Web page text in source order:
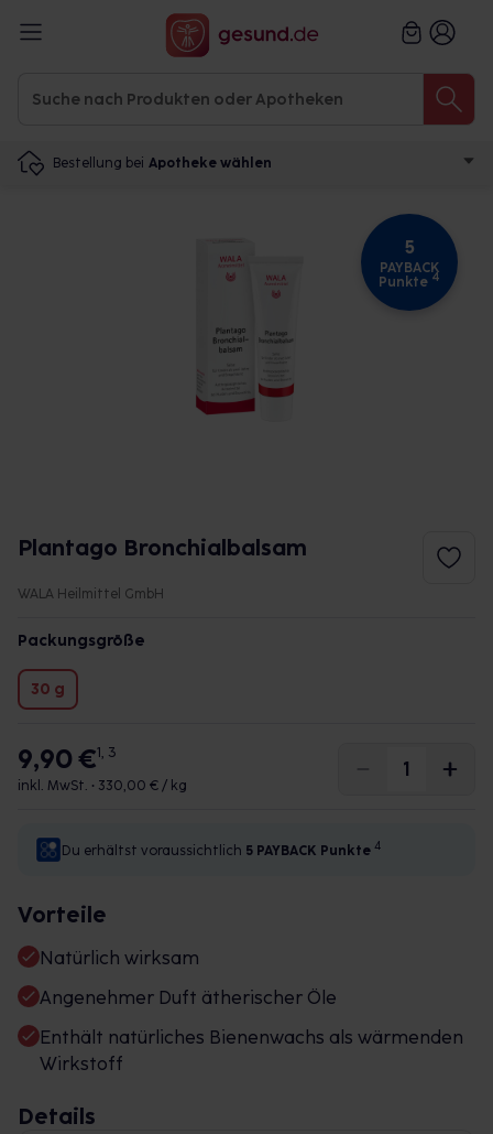
Bestellung bei Apotheke wählen
5
PAYBACK
Punkte 4
Plantago Bronchialbalsam
WALA Heilmittel GmbH
Packungsgröße
30 g
9,90 €1, 3
inkl. MwSt. • 330,00 € / kg
Du erhältst voraussichtlich 5 PAYBACK Punkte 4
Vorteile
Natürlich wirksam
Angenehmer Duft ätherischer Öle
Enthält natürliches Bienenwachs als wärmenden
Wirkstoff
Details